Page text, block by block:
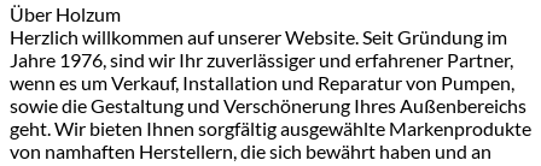
Über Holzum
Herzlich willkommen auf unserer Website. Seit Gründung im
Jahre 1976, sind wir Ihr zuverlässiger und erfahrener Partner,
wenn es um Verkauf, Installation und Reparatur von Pumpen,
sowie die Gestaltung und Verschönerung Ihres Außenbereichs
geht. Wir bieten Ihnen sorgfältig ausgewählte Markenprodukte
von namhaften Herstellern, die sich bewährt haben und an